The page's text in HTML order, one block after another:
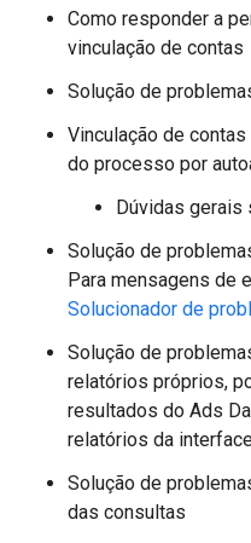
Como responder a
vinculação de contas
Solução de
Vinculação de
do processo por
Dúvidas gerais
Solução de
Para mensagens de
Solucionador de
Solução de
relatórios próprios,
resultados do Ads
relatórios da
Solução de
das consultas